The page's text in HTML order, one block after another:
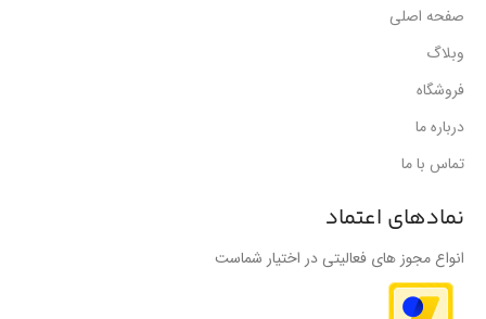
صفحه اصلی
وبلاگ
فروشگاه
درباره ما
تماس با ما
نمادهای اعتماد
انواع مجوز های فعالیتی در اختیار شماست